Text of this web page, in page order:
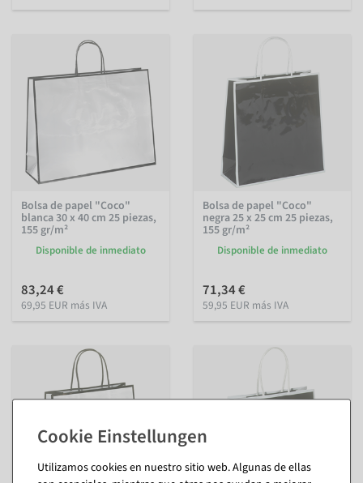
Bolsa de papel "Coco"
blanca 30 x 40 cm 25 piezas,
155 gr/m²
Disponible de inmediato
83,24 €
69,95 EUR más IVA
Bolsa de papel "Coco"
negra 25 x 25 cm 25 piezas,
155 gr/m²
Disponible de inmediato
71,34 €
59,95 EUR más IVA
Utilizamos cookies en nuestro sitio web. Algunas de ellas